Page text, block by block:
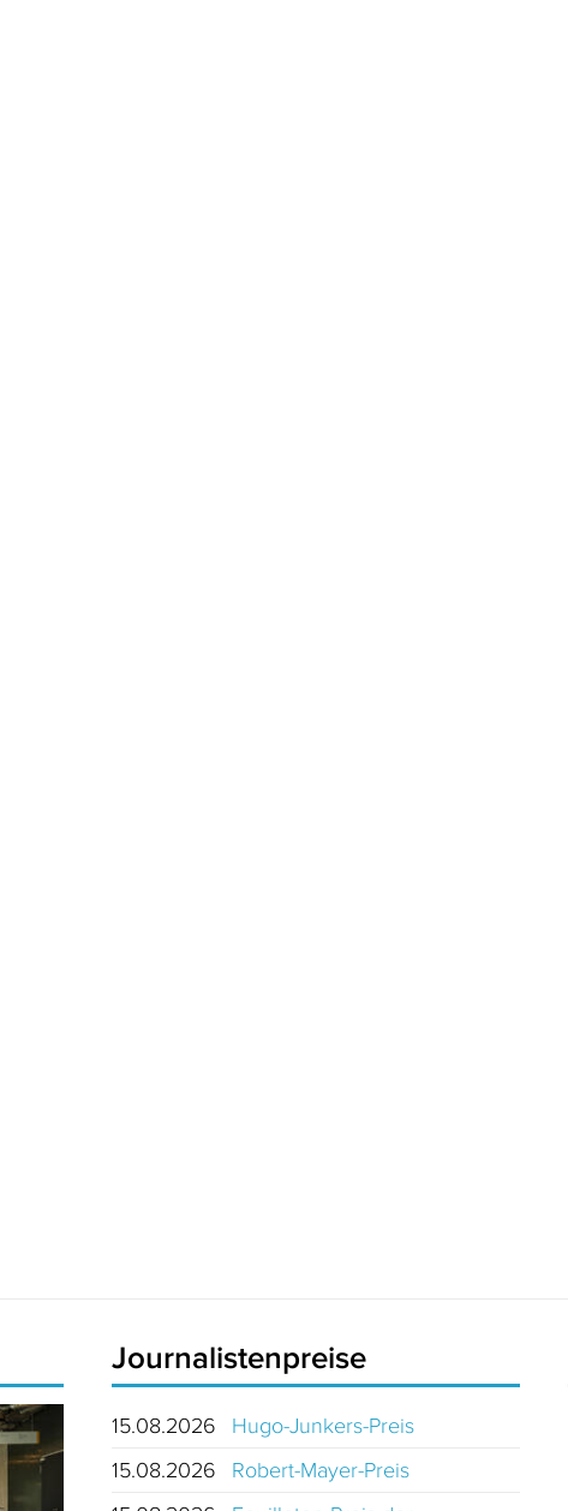
Journalistenpreise
15.08.2026
Hugo-Junkers-Preis
15.08.2026
Robert-Mayer-Preis